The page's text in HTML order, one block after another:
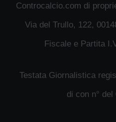
Controcalcio.com di
Via del Trullo, 122,
Fiscale e Partita
Testata Giornalistica
di con n° del